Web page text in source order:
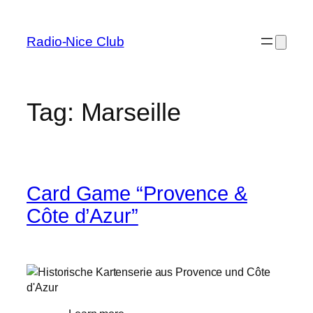
content
Radio-Nice Club
Tag: Marseille
Card Game “Provence &
Côte d’Azur”